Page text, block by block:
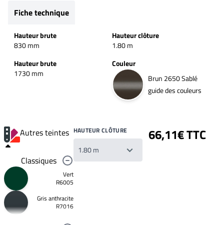
Fiche technique
Hauteur brute
830 mm
Hauteur clôture
1.80 m
Hauteur brute
1730 mm
Couleur
Brun 2650 Sablé
guide des couleurs
Autres teintes
Classiques
Vert
R6005
Gris anthracite
R7016
HAUTEUR CLÔTURE 66,11€ TTC
Votre
liste